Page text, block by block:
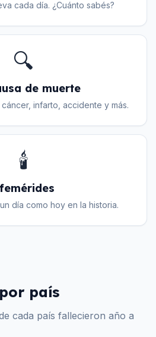
cada día. ¿Cuánto sabés?
🔍
de muerte
infarto, accidente y más.
🕯️
día como hoy en la historia.
país
cada país fallecieron año a